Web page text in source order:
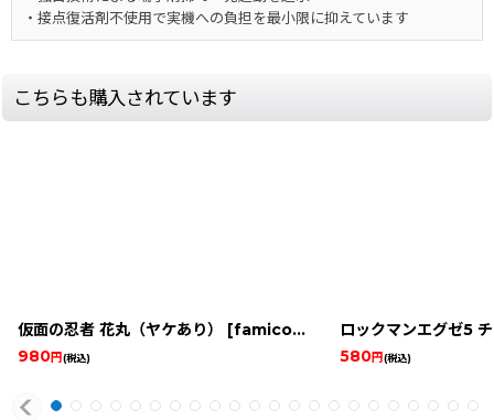
・接点復活剤不使用で実機への負担を最小限に抑えています
こちらも購入されています
仮面の忍者 花丸（ヤケあり） [famicom16069 ]
980円(税込)
ロックマンエグゼ5
580円(税込)